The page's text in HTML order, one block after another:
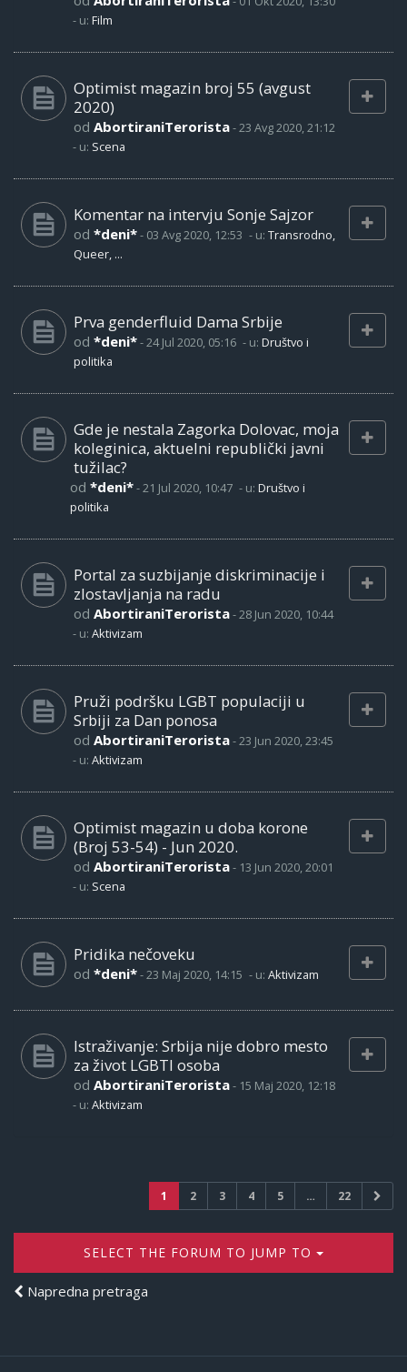
- u: Film
Optimist magazin broj 55 (avgust
2020)
od AbortiraniTerorista-23 Avg 2020, 21:12
- u: Scena
Komentar na intervju Sonje Sajzor
od *deni*- 03 Avg 2020, 12:53 - u: Transrodno,
Queer, ...
Prva genderfluid Dama Srbije
od *deni*-24 Jul 2020, 05:16 - u: Društvo i
politika
Gde je nestala Zagorka Dolovac, moja
koleginica, aktuelni republički javni
tužilac?
od *deni*-21 Jul 2020, 10:47 - u: Društvo i
politika
Portal za suzbijanje diskriminacije i
zlostavljanja na radu
od AbortiraniTerorista-28 Jun 2020, 10:44
- u: Aktivizam
Pruži podršku LGBT populaciji u
Srbiji za Dan ponosa
od AbortiraniTerorista-23 Jun 2020, 23:45
- u: Aktivizam
Optimist magazin u doba korone
(Broj 53-54) - Jun 2020.
od AbortiraniTerorista- 13 Jun 2020, 20:01
- u: Scena
Pridika nečoveku
od *deni*-23 Maj 2020, 14:15 - u: Aktivizam
Istraživanje: Srbija nije dobro mesto
za život LGBTI osoba
od AbortiraniTerorista- 15 Maj 2020, 12:18
- u: Aktivizam
1 2 3 4 5 … 22
SELECT THE FORUM TO JUMP TO
Napredna pretraga